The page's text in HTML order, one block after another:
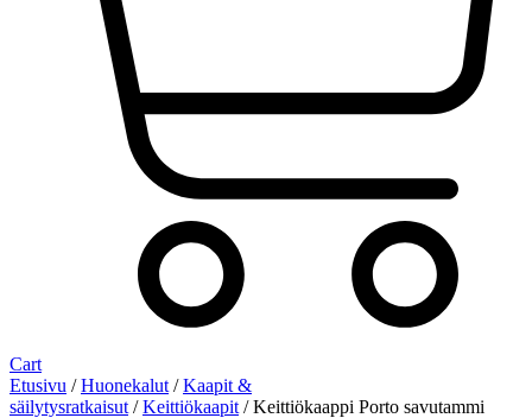
Cart
Etusivu /Huonekalut /Kaapit &
säilytysratkaisut /Keittiökaapit / Keittiökaappi Porto savutammi